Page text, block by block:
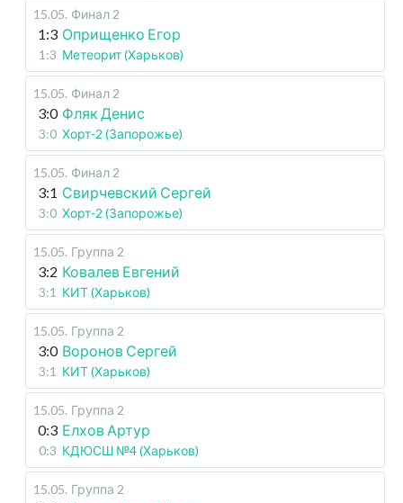
15.05. Финал 2
1:3 Оприщенко Егор
1:3 Метеорит (Харьков)
15.05. Финал 2
3:0 Фляк Денис
3:0 Хорт-2 (Запорожье)
15.05. Финал 2
3:1 Свирчевский Сергей
3:0 Хорт-2 (Запорожье)
15.05. Группа 2
3:2 Ковалев Евгений
3:1 КИТ (Харьков)
15.05. Группа 2
3:0 Воронов Сергей
3:1 КИТ (Харьков)
15.05. Группа 2
0:3 Елхов Артур
0:3 КДЮСШ №4 (Харьков)
15.05. Группа 2